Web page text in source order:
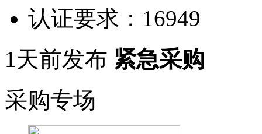
认证要求： 16949
1天前发布 紧急采购
采购专场